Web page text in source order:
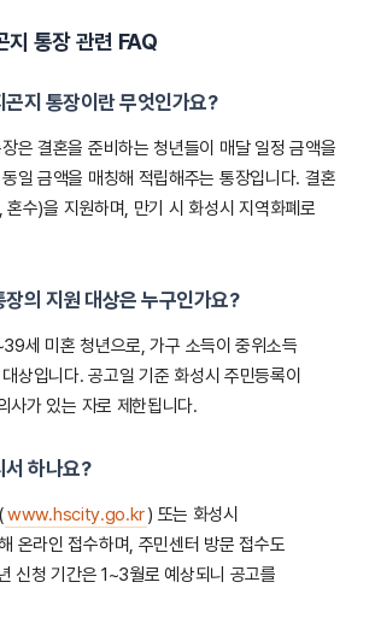
지 통장 관련 FAQ
곤지 통장이란 무엇인가요?
은 결혼을 준비하는 청년들이 매달 일정 금액을
일 금액을 매칭해 적립해주는 통장입니다. 결혼
수)을 지원하며, 만기 시 화성시 지역화폐로
장의 지원 대상은 누구인가요?
세 미혼 청년으로, 가구 소득이 중위소득
상입니다. 공고일 기준 화성시 주민등록이
사가 있는 자로 제한됩니다.
서 하나요?
www.hscity.go.kr) 또는 화성시
온라인 접수하며, 주민센터 방문 접수도
신청 기간은 1~3월로 예상되니 공고를